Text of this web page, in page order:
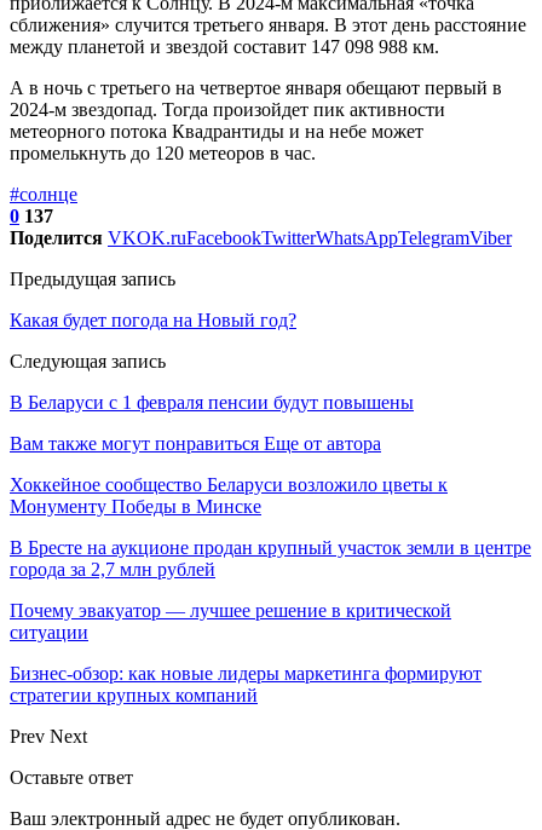
сближения» случится‎ третьего января. В этот день расстояние
между планетой и звездой составит 147 098 988 км.
А в ночь с третьего на четвертое января обещают первый в
2024-м звездопад. Тогда произойдет пик активности
метеорного потока Квадрантиды и на небе может
промелькнуть до 120 метеоров в час.
#солнце
0 137
Поделится VKOK.ruFacebookTwitterWhatsAppTelegramViber
Предыдущая запись
Какая будет погода на Новый год?
Следующая запись
В Беларуси с 1 февраля пенсии будут повышены
Вам также могут понравиться Еще от автора
Хоккейное сообщество Беларуси возложило цветы к
Монументу Победы в Минске
В Бресте на аукционе продан крупный участок земли в центре
города за 2,7 млн рублей
Почему эвакуатор — лучшее решение в критической
ситуации
Бизнес-обзор: как новые лидеры маркетинга формируют
стратегии крупных компаний
Prev Next
Оставьте ответ
Ваш электронный адрес не будет опубликован.